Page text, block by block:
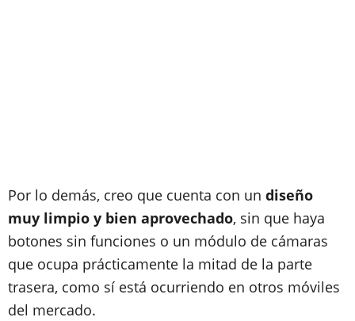
Por lo demás, creo que cuenta con un diseño
muy limpio y bien aprovechado, sin que haya
botones sin funciones o un módulo de cámaras
que ocupa prácticamente la mitad de la parte
trasera, como sí está ocurriendo en otros móviles
del mercado.